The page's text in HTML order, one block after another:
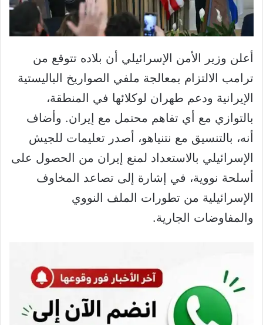
أعلن وزير الأمن الإسرائيلي أن بلاده تتوقع من
ترامب الالتزام بمعالجة ملفي الصواريخ الباليستية
الإيرانية ودعم طهران لوكلائها في المنطقة،
بالتوازي مع أي تفاهم محتمل مع إيران. وأضاف
أنه، بالتنسيق مع نتنياهو، أصدر تعليمات للجيش
الإسرائيلي بالاستعداد لمنع إيران من الحصول على
أسلحة نووية، في إشارة إلى تصاعد المخاوف
الإسرائيلية من تطورات الملف النووي
والمفاوضات الجارية.